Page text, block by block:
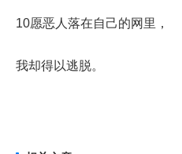
10愿恶人落在自己的网里，
我却得以逃脱。